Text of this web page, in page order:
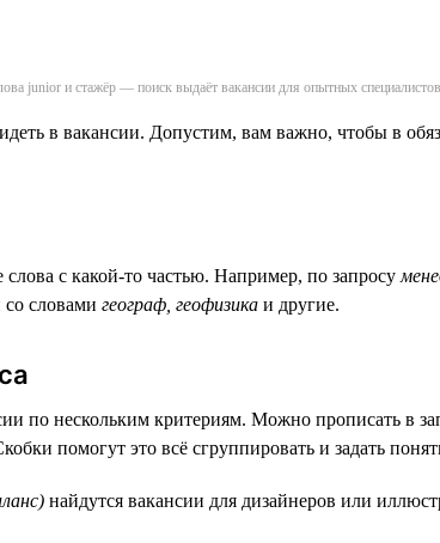
junior и стажёр — поиск выдаёт вакансии для опытных специалистов
в вакансии. Допустим, вам важно, чтобы в
с какой-то частью. Например, по запросу
словами географ, геофизика и другие.
по нескольким критериям. Можно прописать в
помогут это всё сгруппировать и задать
найдутся вакансии для дизайнеров или